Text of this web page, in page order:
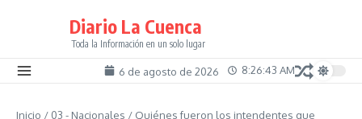
Diario La Cuenca
Toda la Información en un solo lugar
6 de agosto de 2026 8:26:43 AM
Inicio / 03 - Nacionales / Quiénes fueron los intendentes que